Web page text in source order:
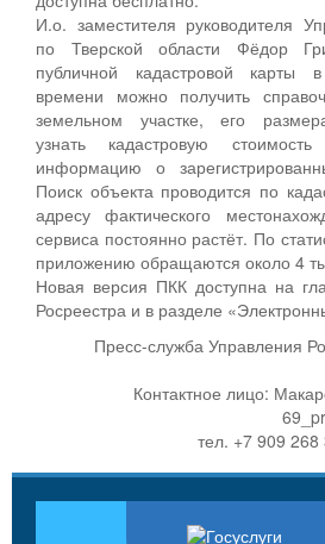
И.о. заместителя руководителя
по Тверской области Фёдор
публичной кадастровой карты
времени можно получить
земельном участке, его
узнать кадастровую
информацию о
Поиск объекта проводится по
адресу фактического
сервиса постоянно растёт. По
приложению обращаются около 4
Новая версия ПКК доступна на
Росреестра и в разделе
Пресс-служба Управления
Контактное лицо:
тел. +7 909